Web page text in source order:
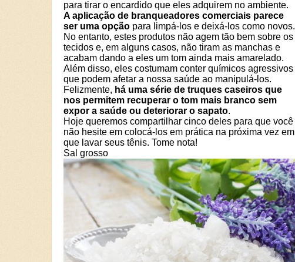
para tirar o encardido que eles adquirem no ambiente.
A aplicação de branqueadores comerciais parece
ser uma opção para limpá-los e deixá-los como novos.
No entanto, estes produtos não agem tão bem sobre os
tecidos e, em alguns casos, não tiram as manchas e
acabam dando a eles um tom ainda mais amarelado.
Além disso, eles costumam conter químicos agressivos
que podem afetar a nossa saúde ao manipulá-los.
Felizmente, há uma série de truques caseiros que
nos permitem recuperar o tom mais branco sem
expor a saúde ou deteriorar o sapato.
Hoje queremos compartilhar cinco deles para que você
não hesite em colocá-los em prática na próxima vez em
que lavar seus tênis. Tome nota!
Sal grosso